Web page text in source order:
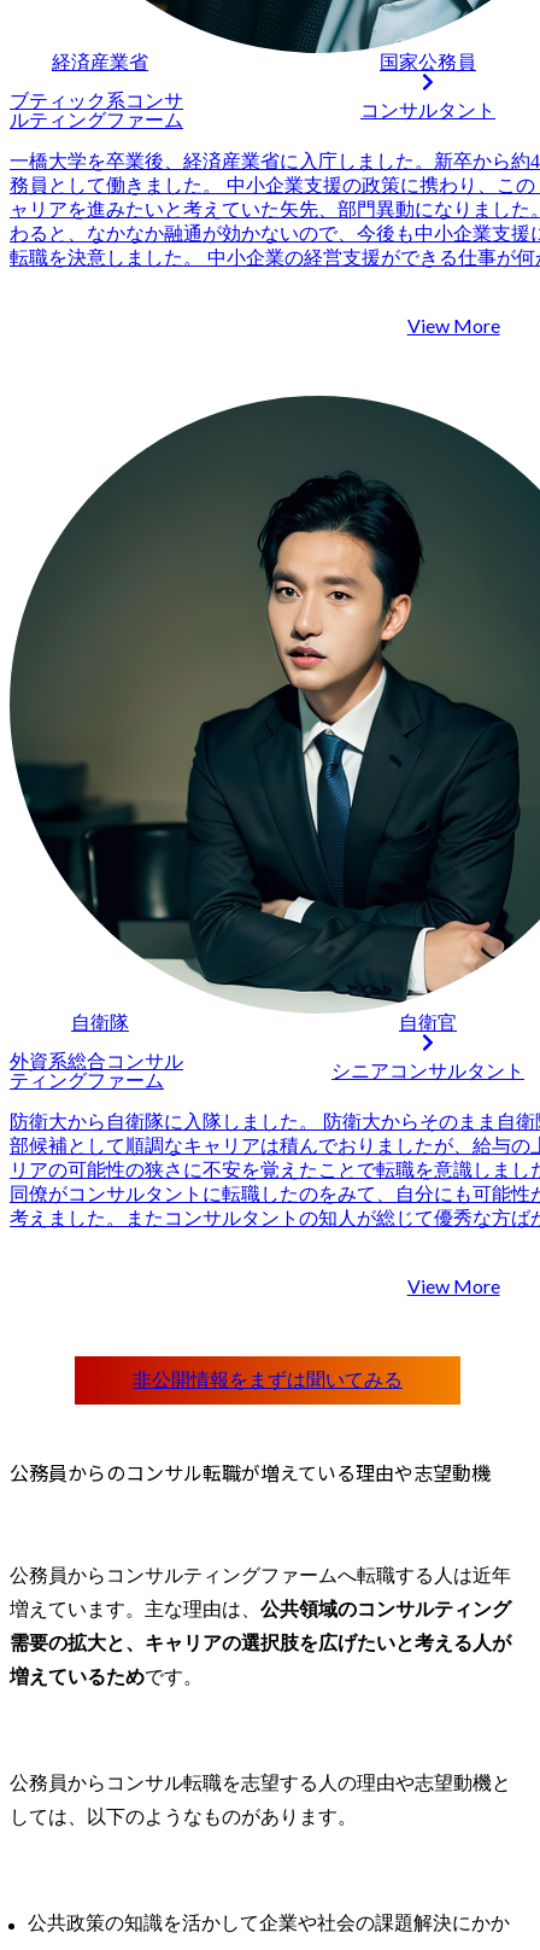
経済産業省
国家公務員
ブティック系コンサ
ルティングファーム
コンサルタント
一橋大学を卒業後、経済産業省に入庁しました。新卒から約
務員として働きました。 中小企業支援の政策に携わり、こ
ャリアを進みたいと考えていた矢先、部門異動になりました
わると、なかなか融通が効かないので、今後も中小企業支援
転職を決意しました。 中小企業の経営支援ができる仕事が
ットフォームに登録しました。 4社です。 まず最初の面談で
という視点で懇切丁寧なサポートを期待できそうだと判断し
に、それぞれの会社の特徴や強み、カルチャーなど詳しく教
た。他エージェントではこのようなことはあまりなかったの
んのエージェントを活用するメリットをとても感じました。
ポンスがとにかくスピーディーで、些細なことでもすぐに
たことが良かったです。 また、選考準備の段階で私が最も
ムが決まったのですが、そこのファームから内定を獲得する
ように戦略を立てるべきかといった相談もできました。そこ
が求められているのかを頭に入れながら、面接対策を進める
思っています。 また、万が一本命のファームから内定が出
プランも想定して、スケジューリングをしてもらえたことは
の選考に向かえる材料になりました。 本命だった中小企業
を提供しているコンサルティングファームへの内定を獲得す
ことです。 本命ではない企業の面接では志望動機を上手く
業から手厳しいフィードバックを受けてしまいました。 転職
円、転職後は年収650万円になりました。 やりたいことど真
けたので、まずはこの仕事を100％楽しみたいです。中小企
View More
自衛隊
自衛官
外資系総合コンサル
ティングファーム
シニアコンサルタント
防衛大から自衛隊に入隊しました。 防衛大からそのまま自
部候補として順調なキャリアは積んでおりましたが、給与の
リアの可能性の狭さに不安を覚えたことで転職を意識しまし
同僚がコンサルタントに転職したのをみて、自分にも可能性
考えました。またコンサルタントの知人が総じて優秀な方ば
らえないことも多かったのですが、丁寧な面談の中で転職成
たことも決め手の1つになりました。 コンサルティングファ
ら公共系の部門だと思っていましたが、エピソードの中から
もいなかった部門（組織人事系）の可能性を見出していただ
民間へ、思い切ってリスクを取った結果、複数のファームか
けたことです。 民間向けの転職活動というものが初めてな
組織人事領域でコンサル経験を積み、その後は自衛隊での経
View More
公務員からのコンサル転職が増えている理由や志望動機
公務員からコンサルティングファームへ転職する人は近年
増えています。主な理由は、 公共領域のコンサルティング
需要の拡大と、キャリアの選択肢を広げたいと考える人が
増えているためです。
公務員からコンサル転職を志望する人の理由や志望動機と
しては、以下のようなものがあります。
公共政策の知識を活かして企業や社会の課題解決にかか